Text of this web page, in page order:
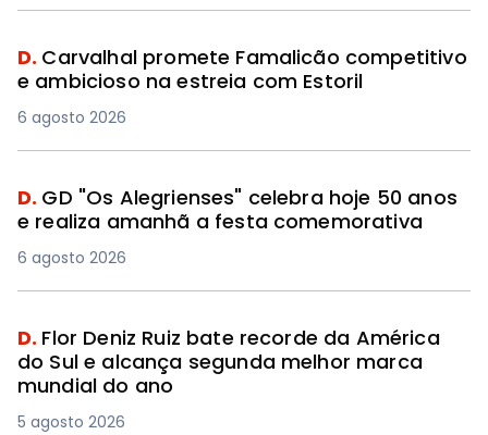
D. Carvalhal promete Famalicão competitivo
e ambicioso na estreia com Estoril
6 agosto 2026
D. GD "Os Alegrienses" celebra hoje 50 anos
e realiza amanhã a festa comemorativa
6 agosto 2026
D. Flor Deniz Ruiz bate recorde da América
do Sul e alcança segunda melhor marca
mundial do ano
5 agosto 2026